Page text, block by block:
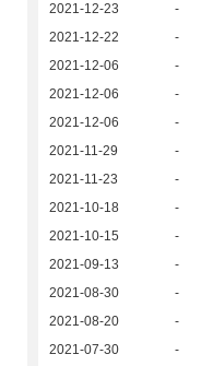
2021-12-23
-
2021-12-22
-
2021-12-06
-
2021-12-06
-
2021-12-06
-
2021-11-29
-
2021-11-23
-
2021-10-18
-
2021-10-15
-
2021-09-13
-
2021-08-30
-
2021-08-20
-
2021-07-30
-